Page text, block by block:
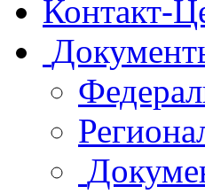
Контакт-